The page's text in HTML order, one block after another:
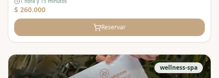
cafetería: Margarita Rosé , Con productos de la casa cosmética Gerard's
$ 260.000
Reservar
wellness-spa